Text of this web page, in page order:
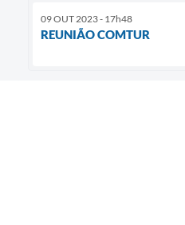
09 OUT 2023 - 17h48
REUNIÃO COMTUR